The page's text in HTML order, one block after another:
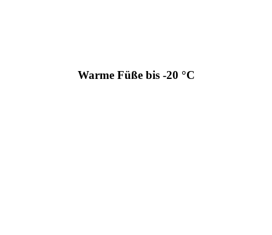
Warme Füße bis -20 °C